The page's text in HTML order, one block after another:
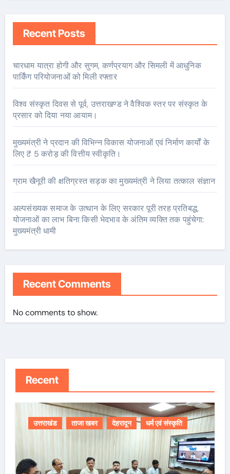
Recent Posts
चारधाम यात्रा होगी और सुगम, कर्णप्रयाग और सिमली में आधुनिक
पार्किंग परियोजनाओं को मिली रफ्तार
विश्व संस्कृत दिवस से पूर्व, उत्तराखण्ड ने वैश्विक स्तर पर संस्कृत के
प्रसार को दिया नया आयाम।
मुख्यमंत्री ने प्रदान की विभिन्न विकास योजनाओं एवं निर्माण कार्यों के
लिए ₹ 5 करोड़ की वित्तीय स्वीकृति।
ग्राम खैनूरी की क्षतिग्रस्त सड़क का मुख्यमंत्री ने लिया तत्काल संज्ञान
अल्पसंख्यक समाज के उत्थान के लिए सरकार पूरी तरह प्रतिबद्ध,
योजनाओं का लाभ बिना किसी भेदभाव के अंतिम व्यक्ति तक पहुंचेगा:
मुख्यमंत्री धामी
Recent Comments
No comments to show.
Recent
उत्तराखंड ताजा खबर देहरादून धर्म एवं संस्कृति